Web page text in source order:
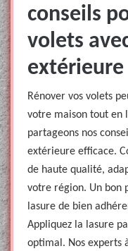
conseils
volets
extérieure
Rénover vos volets
votre maison tout en
partageons nos
extérieure efficace.
de haute qualité,
votre région. Un bon
lasure de bien
Appliquez la lasure
optimal. Nos experts